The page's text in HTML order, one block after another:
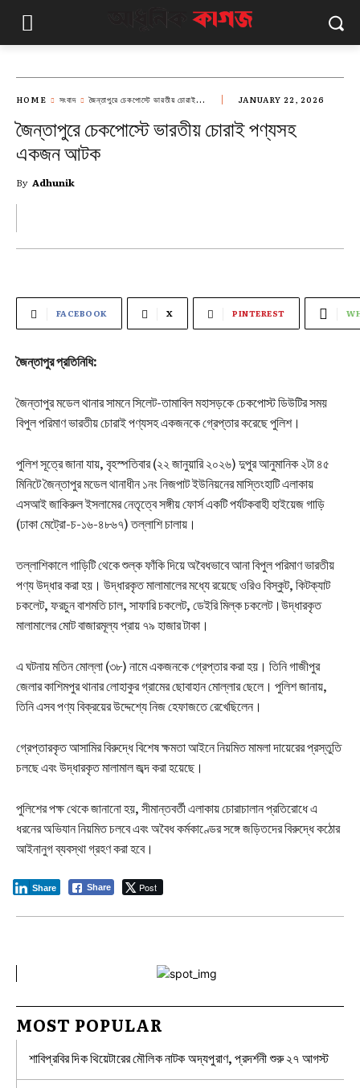
HOME সংবাদ জৈন্তাপুরে চেকপোস্টে ভারতীয় চোরাই... JANUARY 22, 2026
জৈন্তাপুরে চেকপোস্টে ভারতীয় চোরাই পণ্যসহ
একজন আটক
By Adhunik
FACEBOOK X PINTEREST
জৈন্তাপুর প্রতিনিধি:
জৈন্তাপুর মডেল থানার সামনে সিলেট-তামাবিল মহাসড়কে চেকপোস্ট ডিউটির সময়
বিপুল পরিমাণ ভারতীয় চোরাই পণ্যসহ একজনকে গ্রেপ্তার করেছে পুলিশ।
পুলিশ সূত্রে জানা যায়, বৃহস্পতিবার (২২ জানুয়ারি ২০২৬) দুপুর আনুমানিক ২টা ৪৫
মিনিটে জৈন্তাপুর মডেল থানাধীন ১নং নিজপাট ইউনিয়নের মাস্তিংহাটি এলাকায়
এসআই জাকিরুল ইসলামের নেতৃত্বে সঙ্গীয় ফোর্স একটি পর্যটকবাহী হাইয়েজ গাড়ি
(ঢাকা মেট্রো-চ-১৬-৪৮৬৭) তল্লাশি চালায়।
তল্লাশিকালে গাড়িটি থেকে শুল্ক ফাঁকি দিয়ে অবৈধভাবে আনা বিপুল পরিমাণ ভারতীয়
পণ্য উদ্ধার করা হয়। উদ্ধারকৃত মালামালের মধ্যে রয়েছে ওরিও বিস্কুট, কিটক্যাট
চকলেট, ফরচুন বাশমতি চাল, সাফারি চকলেট, ডেইরি মিল্ক চকলেট।উদ্ধারকৃত
মালামালের মোট বাজারমূল্য প্রায় ৭৯ হাজার টাকা।
এ ঘটনায় মতিন মোল্লা (৩৮) নামে একজনকে গ্রেপ্তার করা হয়। তিনি গাজীপুর
জেলার কাশিমপুর থানার লোহাকুর গ্রামের ছোবাহান মোল্লার ছেলে। পুলিশ জানায়,
তিনি এসব পণ্য বিক্রয়ের উদ্দেশ্যে নিজ হেফাজতে রেখেছিলেন।
গ্রেপ্তারকৃত আসামির বিরুদ্ধে বিশেষ ক্ষমতা আইনে নিয়মিত মামলা দায়েরের প্রস্তুতি
চলছে এবং উদ্ধারকৃত মালামাল জব্দ করা হয়েছে।
পুলিশের পক্ষ থেকে জানানো হয়, সীমান্তবর্তী এলাকায় চোরাচালান প্রতিরোধে এ
ধরনের অভিযান নিয়মিত চলবে এবং অবৈধ কর্মকাণ্ডের সঙ্গে জড়িতদের বিরুদ্ধে কঠোর
আইনানুগ ব্যবস্থা গ্রহণ করা হবে।
Share Post
Share
MOST POPULAR
শাবিপ্রবির দিক থিয়েটারের মৌলিক নাটক অদ্যপুরাণ, প্রদর্শনী শুরু ২৭ আগস্ট